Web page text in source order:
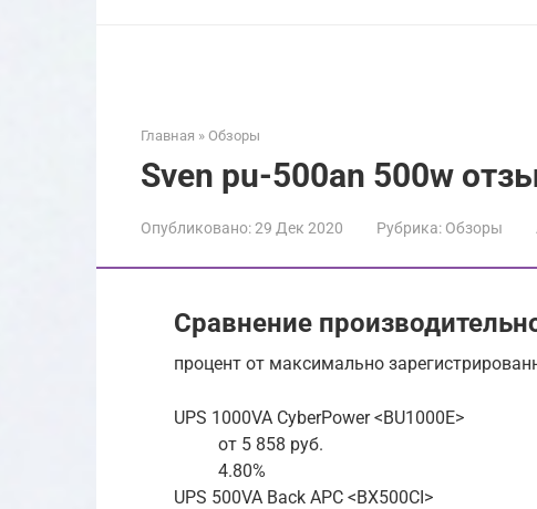
Главная » Обзоры
Sven pu-500an 500w
Опубликовано:29 Дек 2020 Рубрика: Обзоры
Сравнение
процент от максимально
UPS 1000VA CyberPower <BU1000E>
от 5 858 руб.
4.80%
UPS 500VA Back APC <BX500CI>